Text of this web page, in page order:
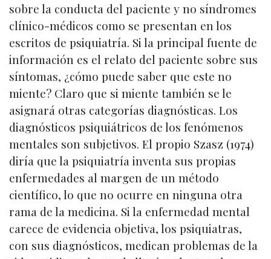
sobre la conducta del paciente y no síndromes
clínico-médicos como se presentan en los
escritos de psiquiatría. Si la principal fuente de
información es el relato del paciente sobre sus
síntomas, ¿cómo puede saber que este no
miente? Claro que si miente también se le
asignará otras categorías diagnósticas. Los
diagnósticos psiquiátricos de los fenómenos
mentales son subjetivos. El propio Szasz (1974)
diría que la psiquiatría inventa sus propias
enfermedades al margen de un método
científico, lo que no ocurre en ninguna otra
rama de la medicina. Si la enfermedad mental
carece de evidencia objetiva, los psiquiatras,
con sus diagnósticos, medican problemas de la